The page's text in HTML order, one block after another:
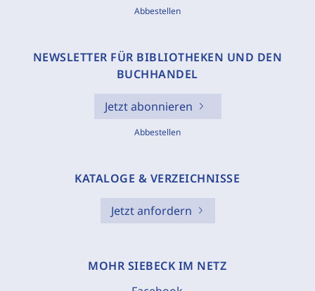
Abbestellen
NEWSLETTER FÜR BIBLIOTHEKEN UND DEN
BUCHHANDEL
Jetzt abonnieren
Abbestellen
KATALOGE & VERZEICHNISSE
Jetzt anfordern
MOHR SIEBECK IM NETZ